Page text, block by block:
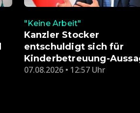
"Keine Arbeit"
Kanzler Stocker
entschuldigt sich für
Kinderbetreuung-
07.08.2026 • 12:57 Uhr